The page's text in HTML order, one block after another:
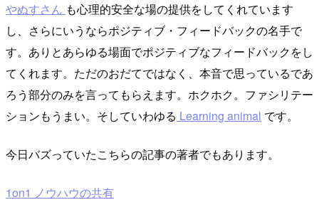
やぬすさん も心理的安全な場の提供をしてくれています
し、さらにいうならポジティブ・フィードバックの名手で
す。ありとあらゆる場面でポジティブなフィードバックをし
てくれます。ただのおだてではなく、本音で思っているであ
ろう部分のみを言ってもらえます。ホクホク。ファシリテー
ションもうまい。そしていわゆる Learning animal です。
今日バズっていたこちらの記事の著者でもあります。
1on1 ノウハウの共有